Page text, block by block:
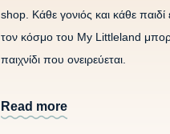
shop. Κάθε γονιός και κάθε παιδί
τον κόσμο του My Littleland
παιχνίδι που ονειρεύεται.
Read more